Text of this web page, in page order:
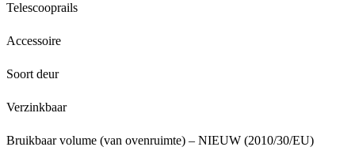
Telescooprails
Accessoire
Soort deur
Verzinkbaar
Bruikbaar volume (van ovenruimte) – NIEUW (2010/30/EU)